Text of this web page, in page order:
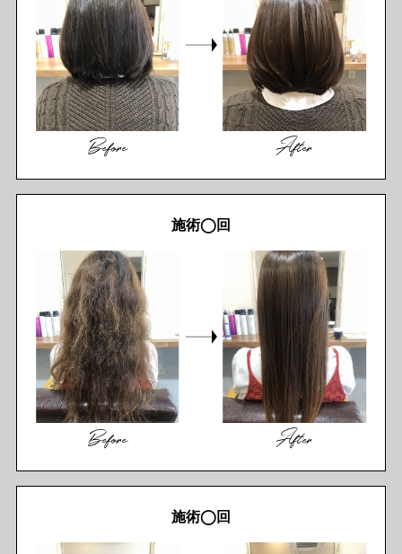
Before After
施術◯回
Before After
施術◯回